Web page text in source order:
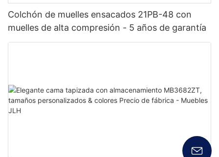
Colchón de muelles ensacados 21PB-48 con
muelles de alta compresión - 5 años de garantía